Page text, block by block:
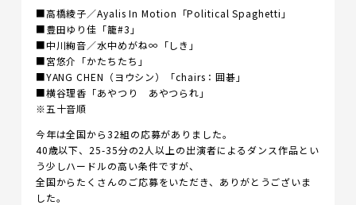
■高橋綾子／Ayalis In Motion「Political Spaghetti」
■豊田ゆり佳「籠#3」
■中川絢音／水中めがね∞「しき」
■宮悠介「かたちたち」
■YANG CHEN（ヨウシン）「chairs：囲碁」
■横谷理香「あやつり あやつられ」
※五十音順
今年は全国から32組の応募がありました。
40歳以下、25-35分の2人以上の出演者によるダンス作品とい
う少しハードルの高い条件ですが、
全国からたくさんのご応募をいただき、ありがとうございま
した。